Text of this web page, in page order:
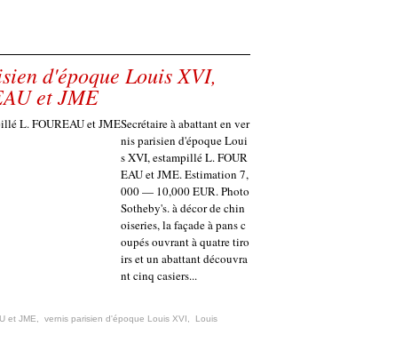
d'époque Louis XVI,
et JME
Secrétaire à abattant en ver
nis parisien d'époque Loui
s XVI, estampillé L. FOUR
EAU et JME. Estimation 7,
000 — 10,000 EUR. Photo
Sotheby's. à décor de chin
oiseries, la façade à pans c
oupés ouvrant à quatre tiro
irs et un abattant découvra
nt cinq casiers...
et JME vernis parisien d'époque Louis XVI
Louis